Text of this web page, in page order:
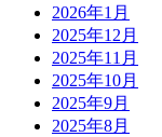
2026年1月
2025年12月
2025年11月
2025年10月
2025年9月
2025年8月